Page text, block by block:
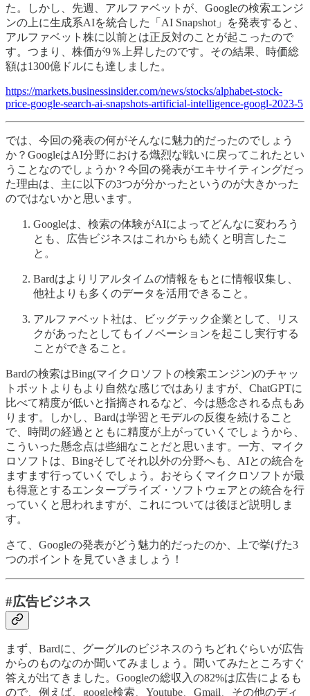
た。しかし、先週、アルファベットが、Googleの検索エンジ
ンの上に生成系AIを統合した「AI Snapshot」を発表すると、
アルファベット株に以前とは正反対のことが起こったので
す。つまり、株価が9％上昇したのです。その結果、時価総
額は1300億ドルにも達しました。
https://markets.businessinsider.com/news/stocks/alphabet-stock-
price-google-search-ai-snapshots-artificial-intelligence-googl-2023-5
では、今回の発表の何がそんなに魅力的だったのでしょう
か？GoogleはAI分野における熾烈な戦いに戻ってこれたとい
うことなのでしょうか？今回の発表がエキサイティングだっ
た理由は、主に以下の3つが分かったというのが大きかった
のではないかと思います。
Googleは、検索の体験がAIによってどんなに変わろう
とも、広告ビジネスはこれからも続くと明言したこ
と。
Bardはよりリアルタイムの情報をもとに情報収集し、
他社よりも多くのデータを活用できること。
アルファベット社は、ビッグテック企業として、リス
クがあったとしてもイノベーションを起こし実行する
ことができること。
Bardの検索はBing(マイクロソフトの検索エンジン)のチャッ
トボットよりもより自然な感じではありますが、ChatGPTに
比べて精度が低いと指摘されるなど、今は懸念される点もあ
ります。しかし、Bardは学習とモデルの反復を続けること
で、時間の経過とともに精度が上がっていくでしょうから、
こういった懸念点は些細なことだと思います。一方、マイク
ロソフトは、Bingそしてそれ以外の分野へも、AIとの統合を
ますます行っていくでしょう。おそらくマイクロソフトが最
も得意とするエンタープライズ・ソフトウェアとの統合を行
っていくと思われますが、これについては後ほど説明しま
す。
さて、Googleの発表がどう魅力的だったのか、上で挙げた3
つのポイントを見ていきましょう！
#広告ビジネス
まず、Bardに、グーグルのビジネスのうちどれぐらいが広告
からのものなのか聞いてみましょう。聞いてみたところすぐ
答えが出てきました。Googleの総収入の82%は広告によるも
ので、例えば、google検索、Youtube、Gmail、その他のディ